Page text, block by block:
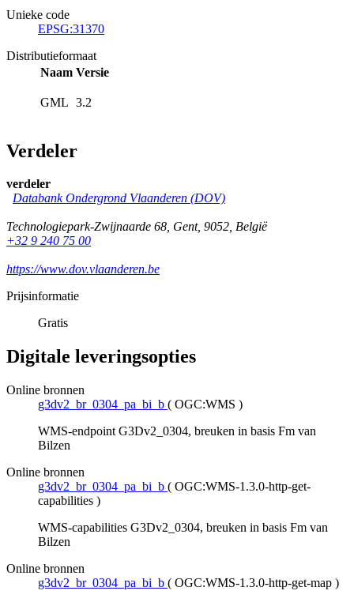
Unieke code
EPSG:31370
Distributieformaat
Naam Versie
GML 3.2
Verdeler
verdeler
Databank Ondergrond Vlaanderen (DOV)
Technologiepark-Zwijnaarde 68, Gent, 9052, België
+32 9 240 75 00
https://www.dov.vlaanderen.be
Prijsinformatie
Gratis
Digitale leveringsopties
Online bronnen
g3dv2_br_0304_pa_bi_b ( OGC:WMS )
WMS-endpoint G3Dv2_0304, breuken in basis Fm van
Bilzen
Online bronnen
g3dv2_br_0304_pa_bi_b ( OGC:WMS-1.3.0-http-get-
capabilities )
WMS-capabilities G3Dv2_0304, breuken in basis Fm van
Bilzen
Online bronnen
g3dv2_br_0304_pa_bi_b ( OGC:WMS-1.3.0-http-get-map )